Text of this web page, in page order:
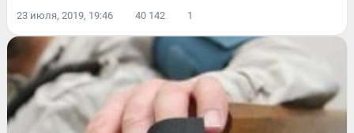
23 июля, 2019, 19:46 40 142 1